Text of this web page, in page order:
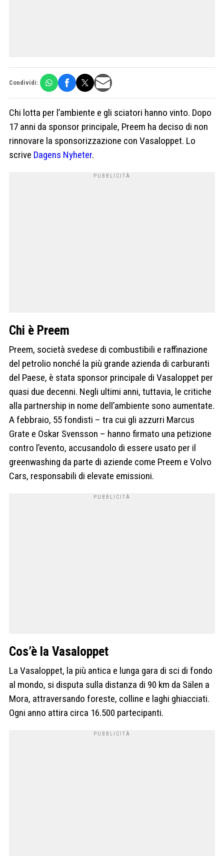
Condividi:
Chi lotta per l’ambiente e gli sciatori hanno vinto. Dopo
17 anni da sponsor principale, Preem ha deciso di non
rinnovare la sponsorizzazione con Vasaloppet. Lo
scrive Dagens Nyheter.
Chi è Preem
Preem, società svedese di combustibili e raffinazione
del petrolio nonché la più grande azienda di carburanti
del Paese, è stata sponsor principale di Vasaloppet per
quasi due decenni. Negli ultimi anni, tuttavia, le critiche
alla partnership in nome dell’ambiente sono aumentate.
A febbraio, 55 fondisti – tra cui gli azzurri Marcus
Grate e Oskar Svensson – hanno firmato una petizione
contro l’evento, accusandolo di essere usato per il
greenwashing da parte di aziende come Preem e Volvo
Cars, responsabili di elevate emissioni.
Cos’è la Vasaloppet
La Vasaloppet, la più antica e lunga gara di sci di fondo
al mondo, si disputa sulla distanza di 90 km da Sälen a
Mora, attraversando foreste, colline e laghi ghiacciati.
Ogni anno attira circa 16.500 partecipanti.